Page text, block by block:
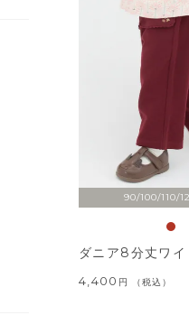
90/100/110/
ダニア8分丈ワイ
4,400 税込